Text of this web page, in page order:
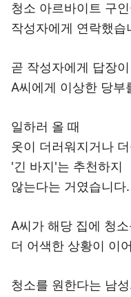
청소 아르바이트 구
작성자에게 연락했습
곧 작성자에게 답장
A씨에게 이상한 당부
일하러 올 때
옷이 더러워지거나
'긴 바지'는 추천하지
않는다는 거였습니다.
A씨가 해당 집에 청
더 어색한 상황이 이
청소를 원한다는 남